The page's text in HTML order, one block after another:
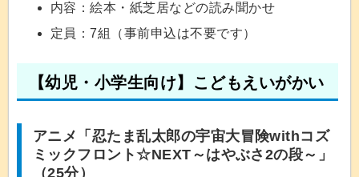
内容：絵本・紙芝居などの読み聞かせ
定員：7組（事前申込は不要です）
【幼児・小学生向け】こどもえいがかい
アニメ「忍たま乱太郎の宇宙大冒険withコズ
ミックフロント☆NEXT～はやぶさ2の段～」
（25分）